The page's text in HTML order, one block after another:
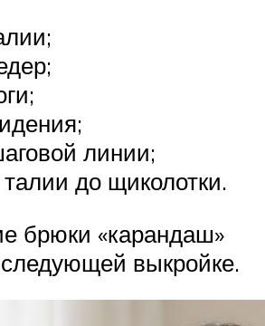
линии;
до щиколотки.
брюки «карандаш»
следующей выкройке.